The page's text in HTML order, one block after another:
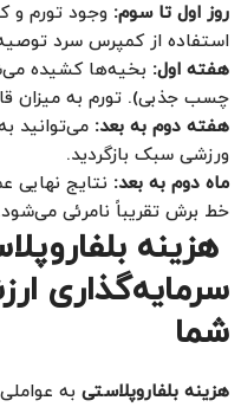
روز اول تا سوم: وجود تورم و
استفاده از کمپرس سرد
هفته اول: بخیه‌ها کشیده
چسب جذبی). تورم به میزان
هفته دوم به بعد: می‌توانید
ورزشی سبک بازگردید.
ماه دوم به بعد: نتایج
خط برش تقریباً نامرئی
هزینه
سرمایه‌گذاری
شما
هزینه بلفاروپلاستی به